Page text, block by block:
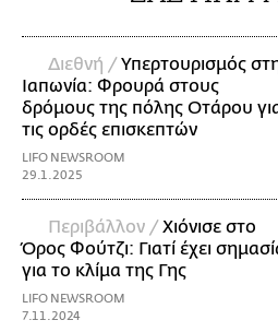
Διεθνή /Υπερτουρισμός
Ιαπωνία: Φρουρά στους
δρόμους της πόλης Οτάρου
τις ορδές επισκεπτών
LIFO NEWSROOM
29.1.2025
Περιβάλλον /Χιόνισε στο
Όρος Φούτζι: Γιατί έχει
για το κλίμα της Γης
LIFO NEWSROOM
7.11.2024